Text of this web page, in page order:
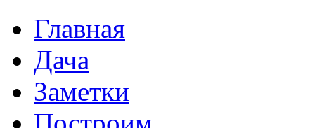
Главная
Дача
Заметки